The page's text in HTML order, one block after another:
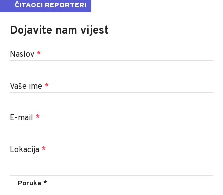
ČITAOCI REPORTERI
Dojavite nam vijest
Naslov *
Vaše ime *
E-mail *
Lokacija *